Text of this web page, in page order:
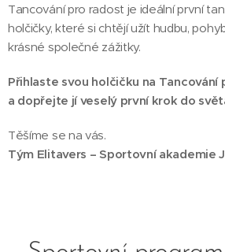
Tancování pro radost je ideální první
holčičky, které si chtějí užít hudbu,
krásné společné zážitky.
Přihlaste svou holčičku na Tancování
a dopřejte jí veselý první krok do
Těšíme se na vás.
Tým Elitavers – Sportovní akademie